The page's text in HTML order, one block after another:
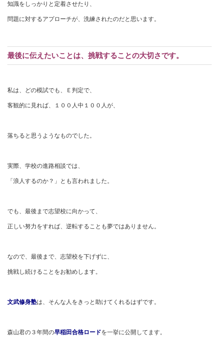
知識をしっかりと定着させたり、
問題に対するアプローチが、洗練されたのだと思います。
最後に伝えたいことは、挑戦することの大切さです。
私は、どの模試でも、Ｅ判定で、
客観的に見れば、１００人中１００人が、
落ちると思うようなものでした。
実際、学校の進路相談では、
「浪人するのか？」とも言われました。
でも、最後まで志望校に向かって、
正しい努力をすれば、逆転することも夢ではありません。
なので、最後まで、志望校を下げずに、
挑戦し続けることをお勧めします。
文武修身塾は、そんな人をきっと助けてくれるはずです。
森山君の３年間の早稲田合格ロードを一挙に公開してます。